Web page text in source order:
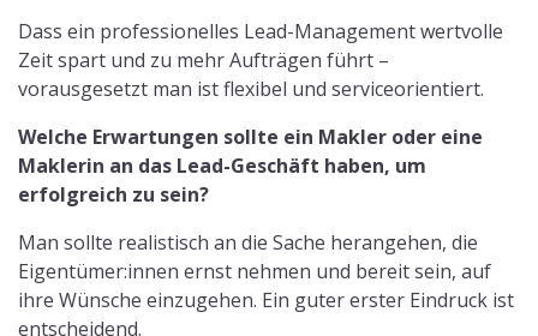
Dass ein professionelles Lead-Management wertvolle
Zeit spart und zu mehr Aufträgen führt –
vorausgesetzt man ist flexibel und serviceorientiert.
Welche Erwartungen sollte ein Makler oder eine
Maklerin an das Lead-Geschäft haben, um
erfolgreich zu sein?
Man sollte realistisch an die Sache herangehen, die
Eigentümer:innen ernst nehmen und bereit sein, auf
ihre Wünsche einzugehen. Ein guter erster Eindruck ist
entscheidend.